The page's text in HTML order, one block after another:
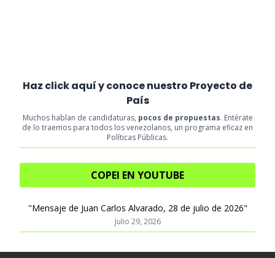
Haz click aquí y conoce nuestro Proyecto de
País
Muchos hablan de candidaturas, pocos de propuestas. Entérate
de lo traemos para todos los venezolanos, un programa eficaz en
Políticas Públicas.
COPEI EN YOUTUBE
"Mensaje de Juan Carlos Alvarado, 28 de julio de 2026"
Julio 29, 2026